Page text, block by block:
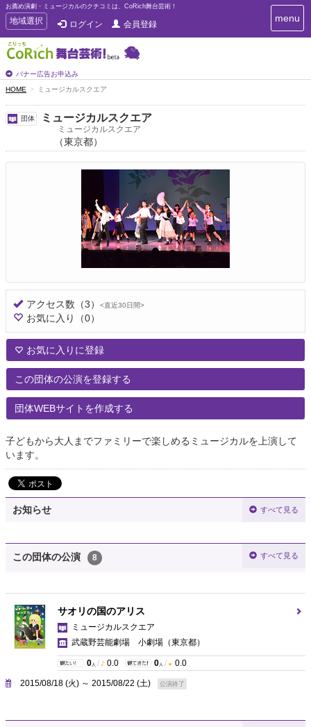
お薦め演劇・ミュージカルのクチコミは、CoRich舞台芸術！
T
o
g
g
e
n
a
v
i
a
t
地域選択 ログイン 会員登録
バナー広告お申込み
T
o
menu
HOME ミュージカルスクエア
団体 ミュージカルスクエア
ミュージカルスクエア
（東京都）
アクセス数 （3） <直近30日間>
お気に入り （0）
お気に入りに登録
この団体の公演を登録する
団体WEBサイトを作成する
子どもから大人までファミリーで楽しめるミュージカルを上演して
います。
お知らせ すべて見る
この団体の公演 8 すべて見る
サオリの国のアリス
ミュージカルスクエア
武蔵野芸能劇場 小劇場 （東京都）
0 人 / 0.0 0 人 / 0.0
2015/08/18 (火) ～ 2015/08/22 (土) 公演終了